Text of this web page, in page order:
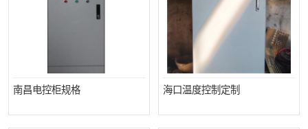
南昌电控柜规格 海口温度控制定制